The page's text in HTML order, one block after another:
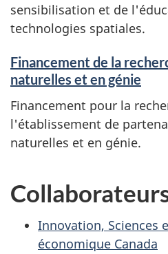
sensibilisation et de
technologies spatiales.
Financement de la
naturelles et en génie
Financement pour la
l'établissement de
naturelles et en génie.
Innovation, Sciences
économique Canada